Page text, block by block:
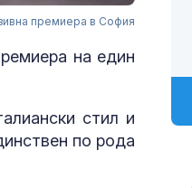
премиера в София
на един
стил и
по рода